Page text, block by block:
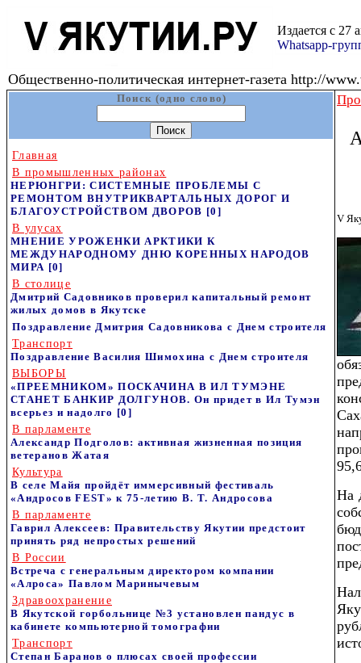
Издается с 27
Whatsapp-
Общественно-политическая интернет-газета http://
Поиск (одно слово)
Главная
В промышленных районах
НЕРЮНГРИ: СИСТЕМНЫЕ ПРОБЛЕМЫ С
РЕМОНТОМ ВНУТРИКВАРТАЛЬНЫХ ДОРОГ И
БЛАГОУСТРОЙСТВОМ ДВОРОВ [0]
В улусах
МНЕНИЕ УРОЖЕНКИ АРКТИКИ К
МЕЖДУНАРОДНОМУ ДНЮ КОРЕННЫХ НАРОДОВ
МИРА [0]
В столице
Дмитрий Садовников проверил капитальный ремонт
жилых домов в Якутске
Поздравление Дмитрия Садовникова с Днем строителя
Транспорт
Поздравление Василия Шимохина с Днем строителя
ВЫБОРЫ
«ПРЕЕМНИКОМ» ПОСКАЧИНА В ИЛ ТУМЭНЕ
СТАНЕТ БАНКИР ДОЛГУНОВ. Он придет в Ил Тумэн
всерьез и надолго [0]
В парламенте
Александр Подголов: активная жизненная позиция
ветеранов Жатая
Культура
В селе Майя пройдёт иммерсивный фестиваль
«Андросов FEST» к 75‑летию В. Т. Андросова
В парламенте
Гаврил Алексеев: Правительству Якутии предстоит
принять ряд непростых решений
В России
Встреча с генеральным директором компании
«Алроса» Павлом Маринычевым
Здравоохранение
В Якутской горбольнице №3 установлен пандус в
кабинете компьютерной томографии
Транспорт
Степан Баранов о плюсах своей профессии
V
На